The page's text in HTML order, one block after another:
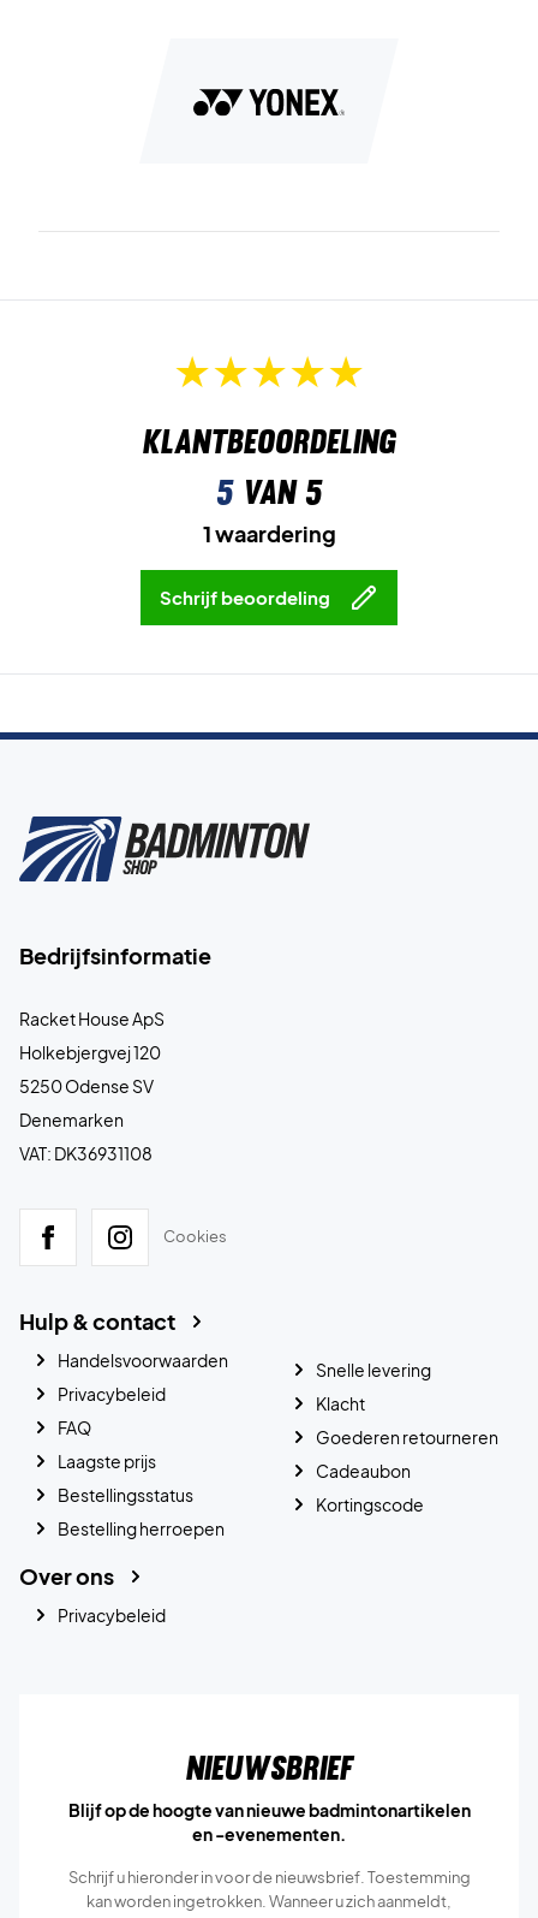
Klantbeoordeling
5van 5
1 waardering
Schrijf beoordeling
Bedrijfsinformatie
Racket House ApS
Holkebjergvej 120
5250 Odense SV
Denemarken
VAT: DK36931108
Cookies
Hulp & contact
Handelsvoorwaarden
Privacybeleid
FAQ
Laagste prijs
Bestellingsstatus
Bestelling herroepen
Snelle levering
Klacht
Goederen retourneren
Cadeaubon
Kortingscode
Over ons
Privacybeleid
Nieuwsbrief
Blijf op de hoogte van nieuwe badmintonartikelen
en -evenementen.
Schrijf u hieronder in voor de nieuwsbrief. Toestemming
kan worden ingetrokken. Wanneer u zich aanmeldt,